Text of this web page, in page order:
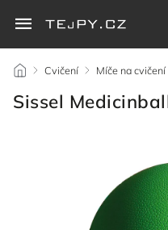
/ Cvičení / Míče na cvičení
Sissel